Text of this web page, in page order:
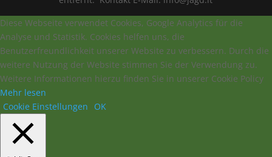
Diese Webseite verwendet Cookies, Google Analytics für die
Analyse und Statistik. Cookies helfen uns, die
Benutzerfreundlichkeit unserer Website zu verbessern. Durch die
weitere Nutzung der Website stimmen Sie der Verwendung zu.
Weitere Informationen hierzu finden Sie in unserer Cookie Policy
Mehr lesen
Cookie Einstellungen
OK